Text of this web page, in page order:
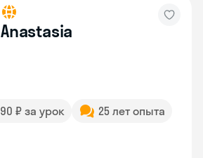
Anastasia
₽ за урок
25 лет опыта